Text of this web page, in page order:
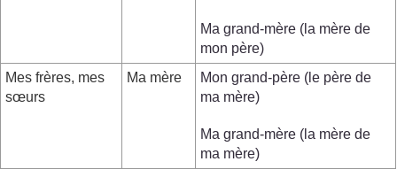
Ma grand-mère (la mère de
mon père)
Mes frères, mes
sœurs
Ma mère
Mon grand-père (le père de
ma mère)
Ma grand-mère (la mère de
ma mère)